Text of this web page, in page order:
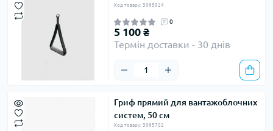
Код товару: 3085924
0
5 100 ₴
Термін доставки - 30 днів
Гриф прямий для вантажоблочних
систем, 50 см
Код товару: 3085702